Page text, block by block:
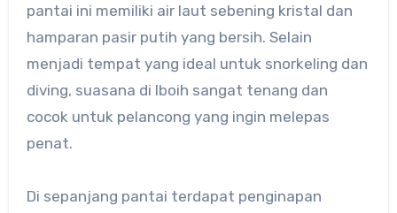
pantai ini memiliki air laut sebening kristal dan
hamparan pasir putih yang bersih. Selain
menjadi tempat yang ideal untuk snorkeling dan
diving, suasana di Iboih sangat tenang dan
cocok untuk pelancong yang ingin melepas
penat.
Di sepanjang pantai terdapat penginapan